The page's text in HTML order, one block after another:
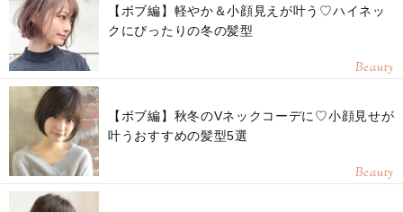
【ボブ編】軽やか＆小顔見えが叶う♡ハイネッ
クにぴったりの冬の髪型
Beauty
【ボブ編】秋冬のVネックコーデに♡小顔見せが
叶うおすすめの髪型5選
Beauty